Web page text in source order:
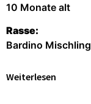
10 Monate alt
Rasse:
Bardino Mischling
Weiterlesen